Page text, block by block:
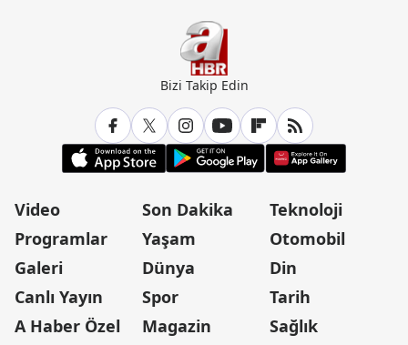
Bizi Takip Edin
Video
Programlar
Galeri
Canlı Yayın
A Haber Özel
Son Dakika
Yaşam
Dünya
Spor
Magazin
Teknoloji
Otomobil
Din
Tarih
Sağlık